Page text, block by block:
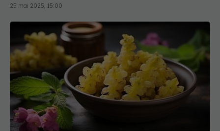
25 mai 2025, 15:00